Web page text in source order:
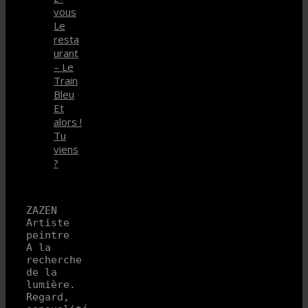
vous
Le
resta
urant
– Le
Train
Bleu
Et
alors !
Tu
viens
?
ZAZEN
Artiste
peintre
A la
recherche
de la
lumière.
Regard,